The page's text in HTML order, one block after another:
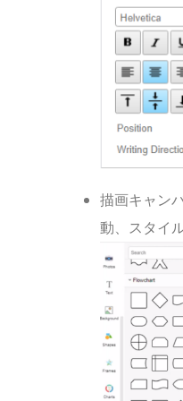
描画キャン
動、スタイ